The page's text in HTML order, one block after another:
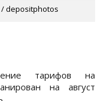
depositphotos
тарифов на
на август